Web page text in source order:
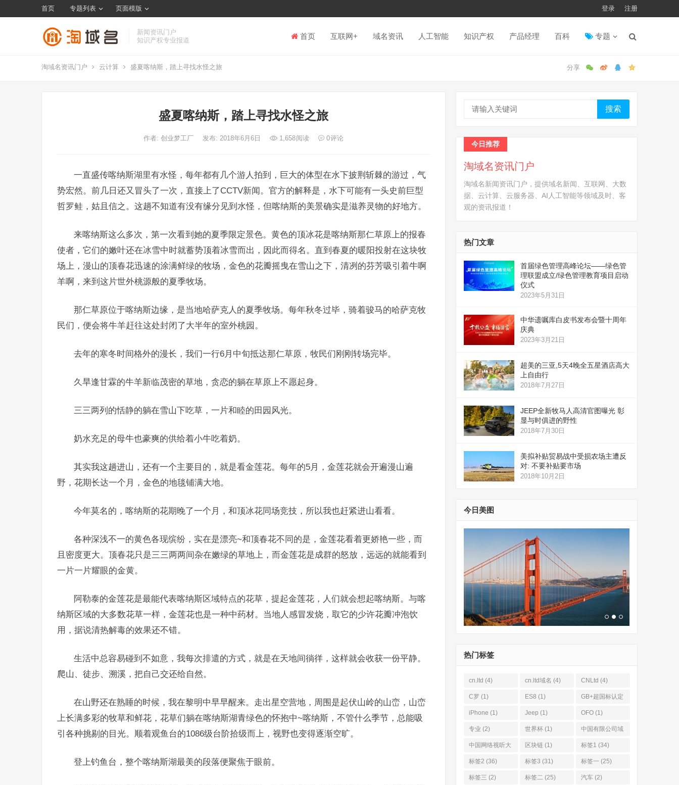
首页 专题列表 页面模版 登录 注册
新闻资讯门户
知识产权专业报道
首页 互联网+ 域名资讯 人工智能 知识产权 产品经理 百科 专题
淘域名资讯门户 云计算 盛夏喀纳斯，踏上寻找水怪之旅
盛夏喀纳斯，踏上寻找水怪之旅
作者: 创业梦工厂 发布: 2018年6月6日 1,658阅读 0评论
一直盛传喀纳斯湖里有水怪，每年都有几个游人拍到，巨大的体型在水下披荆斩棘的游过，气
势宏然。前几日还又冒头了一次，直接上了CCTV新闻。官方的解释是，水下可能有一头史前巨型
哲罗鲑，姑且信之。这趟不知道有没有缘分见到水怪，但喀纳斯的美景确实是滋养灵物的好地方。
来喀纳斯这么多次，第一次看到她的夏季限定景色。黄色的顶冰花是喀纳斯那仁草原上的报春
使者，它们的嫩叶还在冰雪中时就蓄势顶着冰雪而出，因此而得名。直到春夏的暖阳投射在这块牧
场上，漫山的顶春花迅速的涂满鲜绿的牧场，金色的花瓣摇曳在雪山之下，清冽的芬芳吸引着牛啊
羊啊，来到这片世外桃源般的夏季牧场。
那仁草原位于喀纳斯边缘，是当地哈萨克人的夏季牧场。每年秋冬过毕，骑着骏马的哈萨克牧
民们，便会将牛羊赶往这处封闭了大半年的室外桃园。
去年的寒冬时间格外的漫长，我们一行6月中旬抵达那仁草原，牧民们刚刚转场完毕。
久旱逢甘霖的牛羊新临茂密的草地，贪恋的躺在草原上不愿起身。
三三两列的恬静的躺在雪山下吃草，一片和睦的田园风光。
奶水充足的母牛也豪爽的供给着小牛吃着奶。
其实我这趟进山，还有一个主要目的，就是看金莲花。每年的5月，金莲花就会开遍漫山遍
野，花期长达一个月，金色的地毯铺满大地。
今年莫名的，喀纳斯的花期晚了一个月，和顶冰花同场竞技，所以我也赶紧进山看看。
各种深浅不一的黄色各现缤纷，实在是漂亮~和顶春花不同的是，金莲花看着更娇艳一些，而
且密度更大。顶春花只是三三两两间杂在嫩绿的草地上，而金莲花是成群的怒放，远远的就能看到
一片一片耀眼的金黄。
阿勒泰的金莲花是最能代表喀纳斯区域特点的花草，提起金莲花，人们就会想起喀纳斯。与喀
纳斯区域的大多数花草一样，金莲花也是一种中药材。当地人感冒发烧，取它的少许花瓣冲泡饮
用，据说清热解毒的效果还不错。
生活中总容易碰到不如意，我每次排遣的方式，就是在天地间徜徉，这样就会收获一份平静。
爬山、徒步、溯溪，把自己交还给自然。
在山野还在熟睡的时候，我在黎明中早早醒来。走出星空营地，周围是起伏山岭的山峦，山峦
上长满多彩的牧草和鲜花，花草们躺在喀纳斯湖青绿色的怀抱中~喀纳斯，不管什么季节，总能吸
引各种挑剔的目光。顺着观鱼台的1086级台阶拾级而上，视野也变得逐渐空旷。
登上钓鱼台，整个喀纳斯湖最美的段落便聚焦于眼前。
搜索
今日推荐
淘域名资讯门户
淘域名新闻资讯门户，提供域名新闻、互联网、大数
据、云计算、云服务器、AI人工智能等领域及时、客
观的资讯报道！
热门文章
首届绿色管理高峰论坛——绿色管
理联盟成立/绿色管理教育项目启动
仪式
2023年5月31日
中华遗嘱库白皮书发布会暨十周年
庆典
2023年3月21日
超美的三亚,5天4晚全五星酒店高大
上自由行
2018年7月27日
JEEP全新牧马人高清官图曝光 彰
显与时俱进的野性
2018年7月30日
美拟补贴贸易战中受损农场主遭反
对: 不要补贴要市场
2018年10月2日
今日美图
热门标签
cn.ltd (4) cn.ltd域名 (4) CNLtd (4)
C罗 (1) ES8 (1)
GB+超国标认定
体系(1)
iPhone (1) Jeep (1) OFO (1)
专业 (2) 世界杯 (1)
中国有限公司域
名(4)
中国网络视听大
会 中视频(1)
区块链 (1) 标签1 (34)
标签2 (36) 标签3 (31) 标签一 (25)
标签三 (2) 标签二 (25) 汽车 (2)